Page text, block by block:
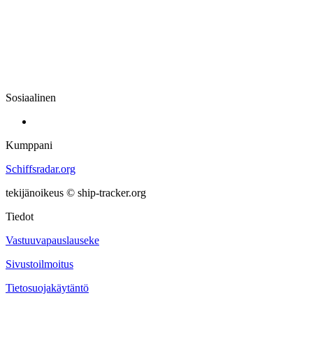
Sosiaalinen
Kumppani
Schiffsradar.org
tekijänoikeus © ship-tracker.org
Tiedot
Vastuuvapauslauseke
Sivustoilmoitus
Tietosuojakäytäntö